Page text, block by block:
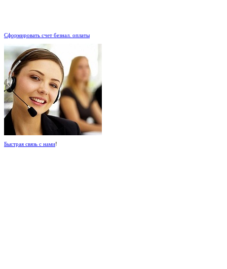
Сформировать счет безнал. оплаты
Быстрая связь с нами!